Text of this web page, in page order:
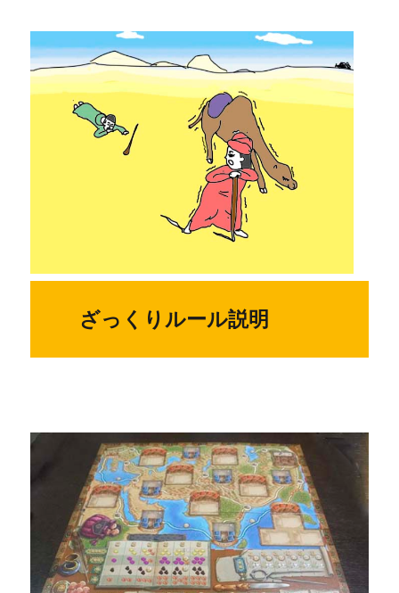
ざっくりルール説明